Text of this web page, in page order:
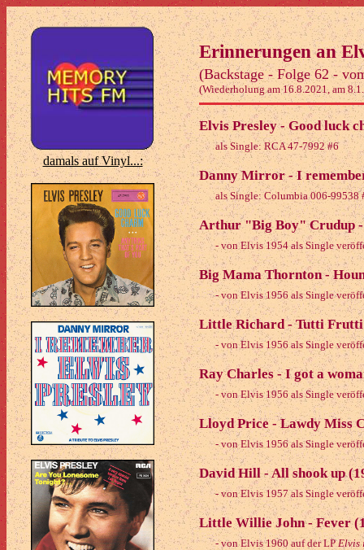
damals auf Vinyl...:
Erinnerungen an
(Backstage - Folge 62 -
(Wiederholung am 16.8.2021, am
Elvis Presley - Good luck
als Single: RCA 47-7992 #6
Danny Mirror - I
als Single: Columbia 006-99538
Arthur "Big Boy" Crudup
- von Elvis 1954 als Single
Big Mama Thornton -
- von Elvis 1956 als Single
Little Richard - Tutti Frutti
- von Elvis 1956 als Single
Ray Charles - I got a
- von Elvis 1956 als Single
Lloyd Price - Lawdy Miss
- von Elvis 1956 als Single
David Hill - All shook up
- von Elvis 1957 als Single
Little Willie John - Fever
- von Elvis 1960 auf der LPElvis